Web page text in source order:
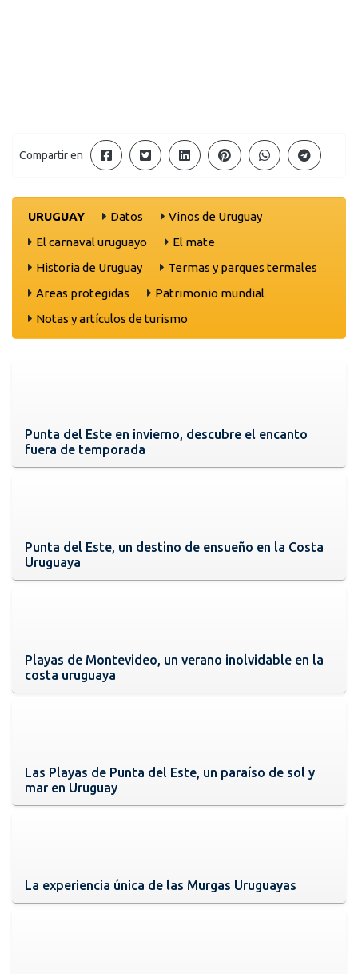
Compartir en
URUGUAY Datos
Vinos de Uruguay
El carnaval uruguayo
El mate
Historia de Uruguay
Termas y parques termales
Areas protegidas
Patrimonio mundial
Notas y artículos de turismo
Punta del Este en invierno, descubre el encanto
fuera de temporada
Punta del Este, un destino de ensueño en la Costa
Uruguaya
Playas de Montevideo, un verano inolvidable en la
costa uruguaya
Las Playas de Punta del Este, un paraíso de sol y
mar en Uruguay
La experiencia única de las Murgas Uruguayas